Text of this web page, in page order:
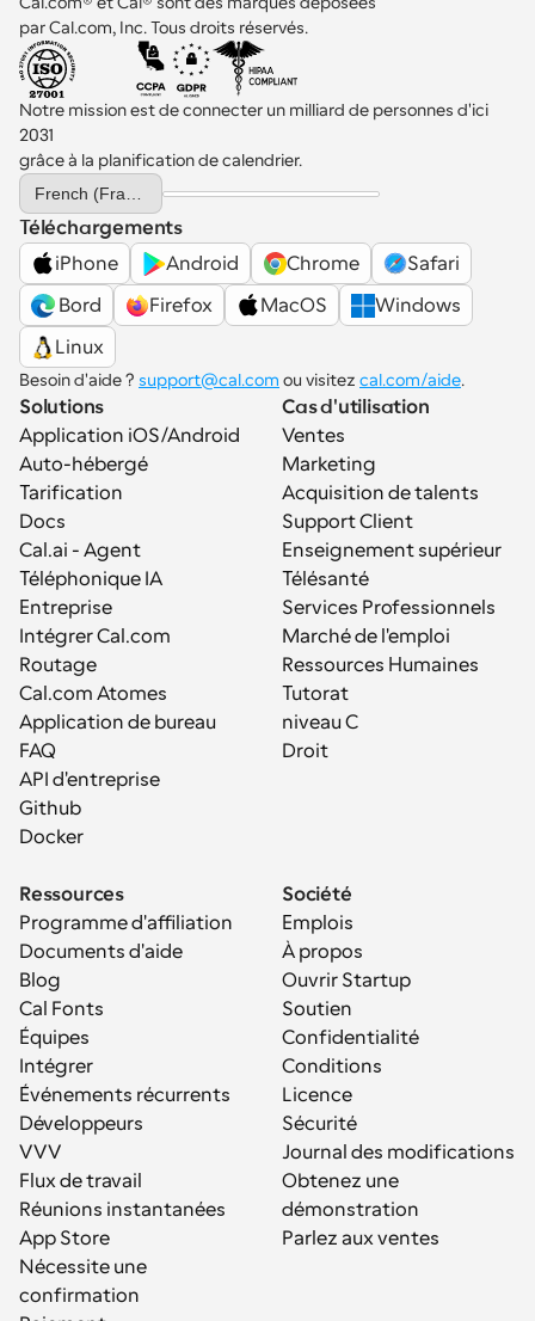
par Cal.com, Inc. Tous droits réservés.
Notre mission est de connecter un milliard de personnes d'ici
2031
grâce à la planification de calendrier.
Select Language
Téléchargements
iPhone
Android Chrome
Safari
Bord
Firefox MacOS
Windows
Linux
Besoin d'aide ? support@cal.com ou visitez cal.com/aide.
Solutions
Application iOS/Android
Auto-hébergé
Tarification
Docs
Cal.ai - Agent
Téléphonique IA
Entreprise
Intégrer Cal.com
Routage
Cal.com Atomes
Application de bureau
FAQ
API d'entreprise
Github
Docker
Cas d'utilisation
Ventes
Marketing
Acquisition de talents
Support Client
Enseignement supérieur
Télésanté
Services Professionnels
Marché de l'emploi
Ressources Humaines
Tutorat
niveau C
Droit
Ressources
Programme d'affiliation
Documents d'aide
Blog
Cal Fonts
Équipes
Intégrer
Événements récurrents
Développeurs
VVV
Flux de travail
Réunions instantanées
App Store
Nécessite une
confirmation
Société
Emplois
À propos
Ouvrir Startup
Soutien
Confidentialité
Conditions
Licence
Sécurité
Journal des modifications
Obtenez une
démonstration
Parlez aux ventes